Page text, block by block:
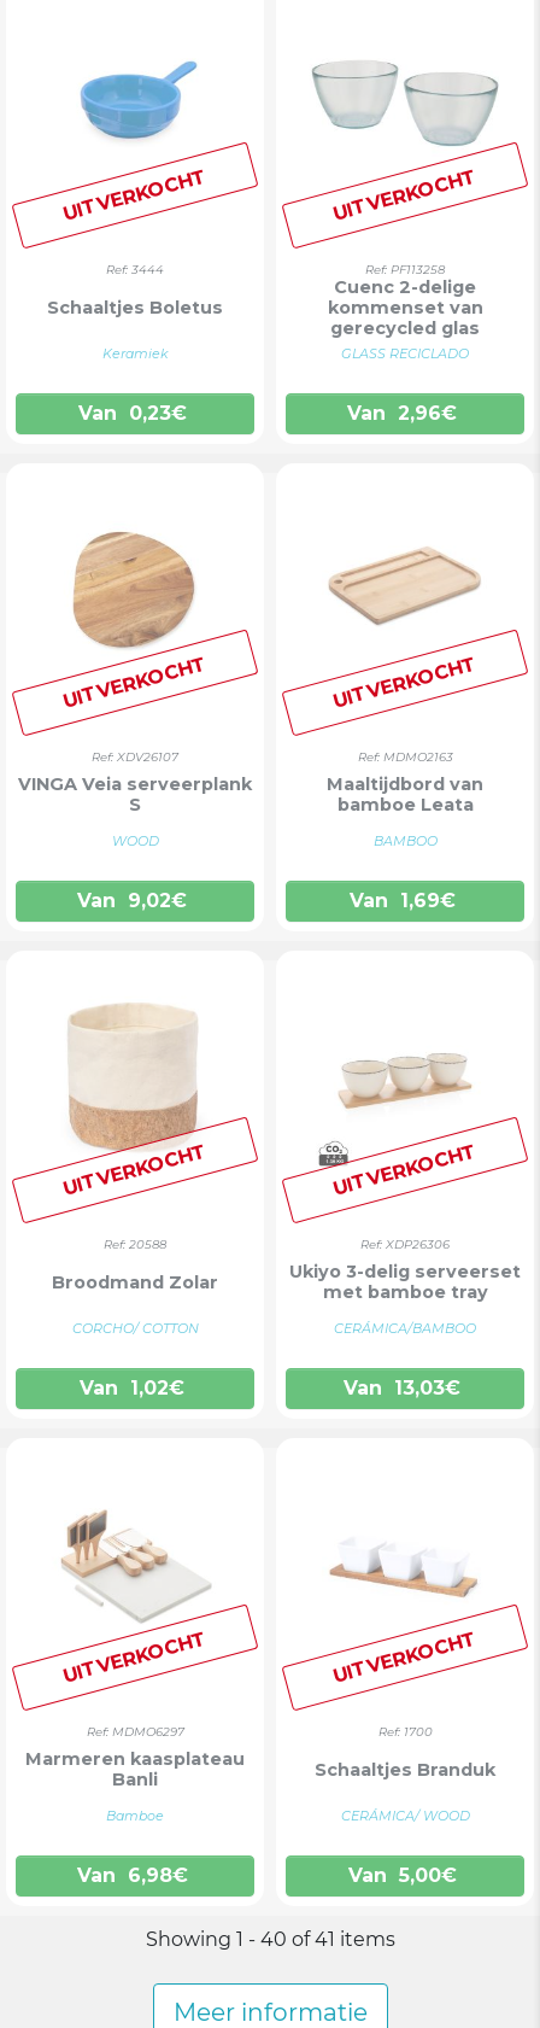
UITVERKOCHT
Ref: 3444
Schaaltjes Boletus
Keramiek
Van 0,23€
UITVERKOCHT
Ref: PF113258
Cuenc 2-delige
kommenset van
gerecycled glas
GLASS RECICLADO
Van 2,96€
UITVERKOCHT
Ref: XDV26107
VINGA Veia serveerplank
S
WOOD
Van 9,02€
UITVERKOCHT
Ref: MDMO2163
Maaltijdbord van
bamboe Leata
BAMBOO
Van 1,69€
UITVERKOCHT
Ref: 20588
Broodmand Zolar
CORCHO/ COTTON
Van 1,02€
UITVERKOCHT
Ref: XDP26306
Ukiyo 3-delig serveerset
met bamboe tray
CERÁMICA/BAMBOO
Van 13,03€
UITVERKOCHT
Ref: MDMO6297
Marmeren kaasplateau
Banli
Bamboe
Van 6,98€
UITVERKOCHT
Ref: 1700
Schaaltjes Branduk
CERÁMICA/ WOOD
Van 5,00€
Showing 1 - 40 of 41 items
Meer informatie